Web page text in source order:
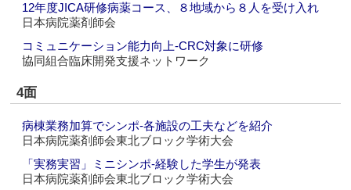
12年度JICA研修病薬コース、８地域から８人を受け入れ
日本病院薬剤師会
コミュニケーション能力向上‐CRC対象に研修
協同組合臨床開発支援ネットワーク
4面
病棟業務加算でシンポ‐各施設の工夫などを紹介
日本病院薬剤師会東北ブロック学術大会
「実務実習」ミニシンポ‐経験した学生が発表
日本病院薬剤師会東北ブロック学術大会